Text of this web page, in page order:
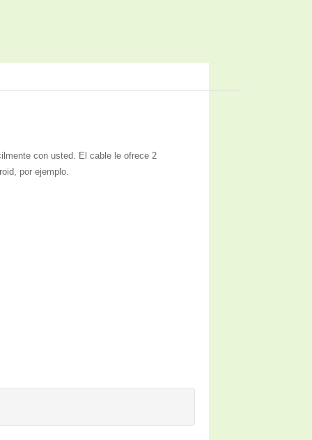
con usted. El cable le ofrece 2
por ejemplo.